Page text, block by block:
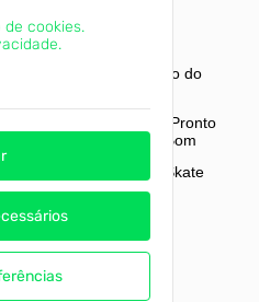
de Formalização do
Antônia Em frente ao Pronto
Supermercado GoodBom
Praça da Pista de Skate
Central, em frente ao
frente à Praça das
das 9h às 16h.
de cookies.